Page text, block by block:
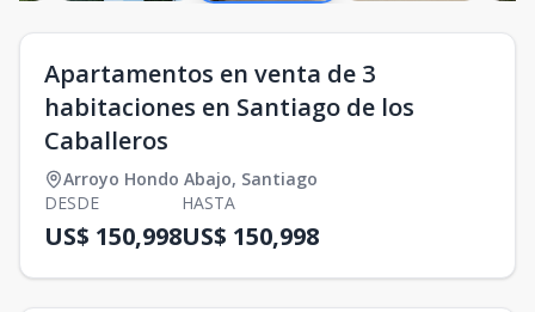
Apartamentos en venta de 3
habitaciones en Santiago de los
Caballeros
Arroyo Hondo Abajo, Santiago
DESDE
US$ 150,998
HASTA
US$ 150,998